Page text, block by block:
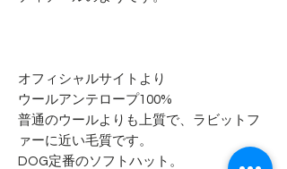
オフィシャルサイトより
ウールアンテロープ100%
普通のウールよりも上質で、ラビットフ
ァーに近い毛質です。
DOG定番のソフトハット。